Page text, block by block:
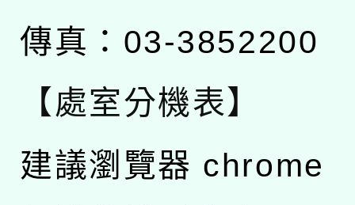
傳真：03-3852200
【處室分機表】
建議瀏覽器 chrome